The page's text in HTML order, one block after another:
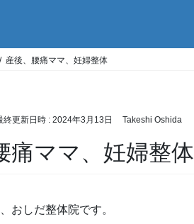
産後、腰痛ママ、妊婦整体
終更新日時 : 2024年3月13日 Takeshi Oshida
痛ママ、妊婦整体
おしだ整体院です。